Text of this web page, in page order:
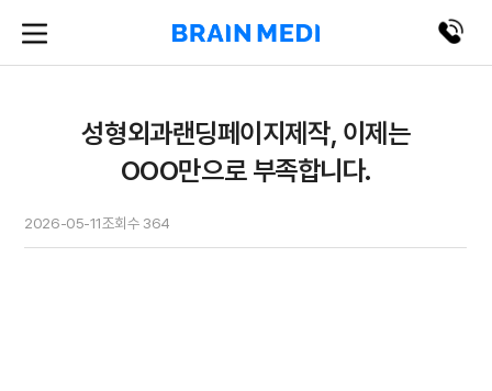
성형외과랜딩페이지제작, 이제는
OOO만으로 부족합니다.
2026-05-11조회수 364